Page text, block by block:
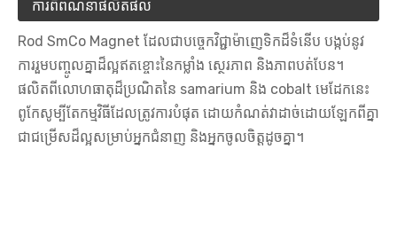
ការពិពណ៌នាផលិតផល
Rod SmCo Magnet ដែលជាបច្ចេកវិជ្ជាម៉ាញេទិកដ៏ទំនើប បង្កប់នូវ
ការរួមបញ្ចូលគ្នាដ៏ល្អឥតខ្ចោះនៃកម្លាំង ស្ថេរភាព និងភាពបត់បែន។
ផលិតពីលោហធាតុដ៏ប្រណិតនៃ samarium និង cobalt មេដែកនេះ
ពូកែសូម្បីតែកម្មវិធីដែលត្រូវការបំផុត ដោយកំណត់វាដាច់ដោយឡែកពីគ្នា
ជាជម្រើសដ៏ល្អសម្រាប់អ្នកជំនាញ និងអ្នកចូលចិត្តដូចគ្នា។